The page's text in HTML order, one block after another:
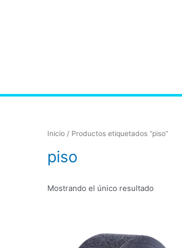
Inicio / Productos etiquetados “piso”
piso
Mostrando el único resultado